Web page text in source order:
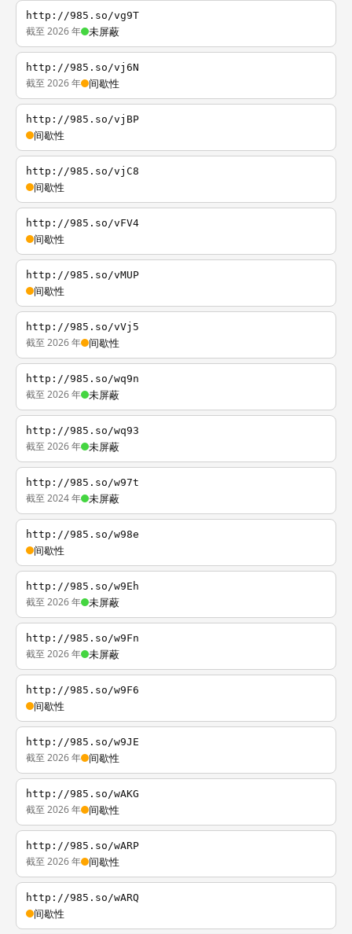
http://985.so/vg9T
截至 2026 年 未屏蔽
http://985.so/vj6N
截至 2026 年 间歇性
http://985.so/vjBP
间歇性
http://985.so/vjC8
间歇性
http://985.so/vFV4
间歇性
http://985.so/vMUP
间歇性
http://985.so/vVj5
截至 2026 年 间歇性
http://985.so/wq9n
截至 2026 年 未屏蔽
http://985.so/wq93
截至 2026 年 未屏蔽
http://985.so/w97t
截至 2024 年 未屏蔽
http://985.so/w98e
间歇性
http://985.so/w9Eh
截至 2026 年 未屏蔽
http://985.so/w9Fn
截至 2026 年 未屏蔽
http://985.so/w9F6
间歇性
http://985.so/w9JE
截至 2026 年 间歇性
http://985.so/wAKG
截至 2026 年 间歇性
http://985.so/wARP
截至 2026 年 间歇性
http://985.so/wARQ
间歇性